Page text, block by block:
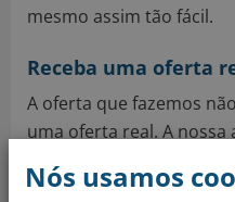
mesmo assim tão fácil.
Receba uma oferta
A oferta que fazemos
uma oferta real. A nossa
temos em conta todos
Nós usamos